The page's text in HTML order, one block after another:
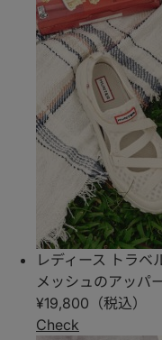
レディース トラベ
メッシュのアッパ
¥19,800（税込）
Check